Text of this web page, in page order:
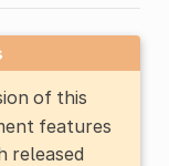
of this
features
released